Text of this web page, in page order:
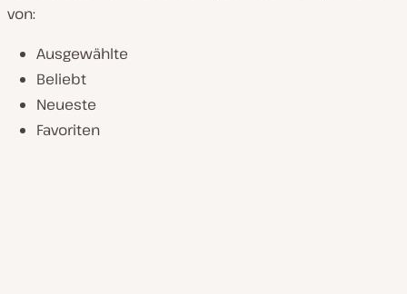
von:
Ausgewählte
Beliebt
Neueste
Favoriten